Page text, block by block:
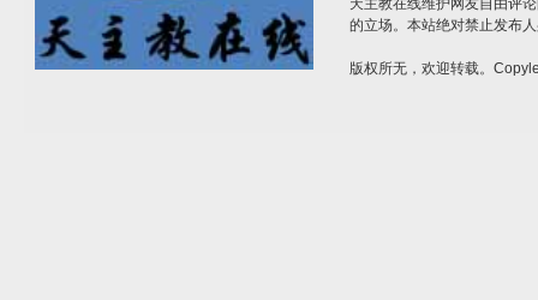
天主教在线维护网友自由评
的立场。本站绝对禁止发布
版权所无，欢迎转载。